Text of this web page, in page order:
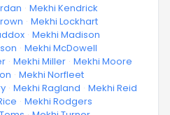
· Mekhi Kendrick
· Mekhi Lockhart
· Mekhi Madison
· Mekhi McDowell
· Mekhi Miller · Mekhi Moore
· Mekhi Norfleet
· Mekhi Ragland · Mekhi Reid
· Mekhi Rodgers